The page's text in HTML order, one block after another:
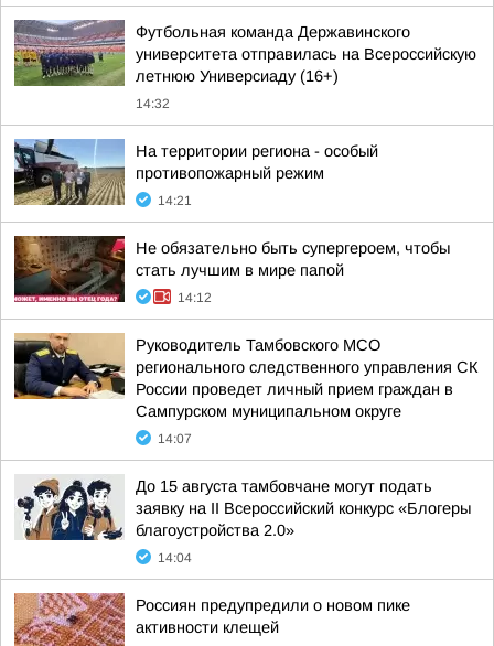
Футбольная команда Державинского
университета отправилась на Всероссийскую
летнюю Универсиаду (16+)
14:32
На территории региона - особый
противопожарный режим
14:21
Не обязательно быть супергероем, чтобы
стать лучшим в мире папой
14:12
Руководитель Тамбовского МСО
регионального следственного управления СК
России проведет личный прием граждан в
Сампурском муниципальном округе
14:07
До 15 августа тамбовчане могут подать
заявку на II Всероссийский конкурс «Блогеры
благоустройства 2.0»
14:04
Россиян предупредили о новом пике
активности клещей